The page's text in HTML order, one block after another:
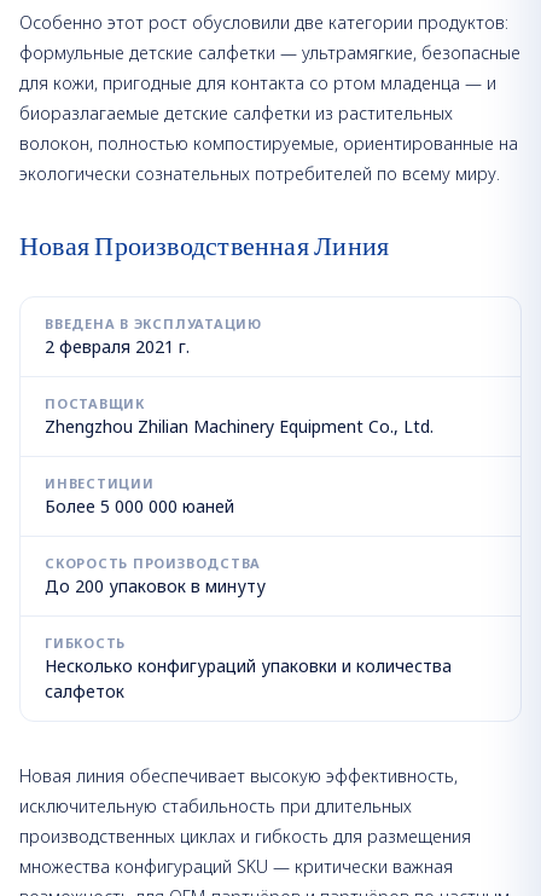
Особенно этот рост обусловили две категории продуктов:
формульные детские салфетки — ультрамягкие, безопасные
для кожи, пригодные для контакта со ртом младенца — и
биоразлагаемые детские салфетки из растительных
волокон, полностью компостируемые, ориентированные на
экологически сознательных потребителей по всему миру.
Новая Производственная Линия
ВВЕДЕНА В ЭКСПЛУАТАЦИЮ
2 февраля 2021 г.
ПОСТАВЩИК
Zhengzhou Zhilian Machinery Equipment Co., Ltd.
ИНВЕСТИЦИИ
Более 5 000 000 юаней
СКОРОСТЬ ПРОИЗВОДСТВА
До 200 упаковок в минуту
ГИБКОСТЬ
Несколько конфигураций упаковки и количества
салфеток
Новая линия обеспечивает высокую эффективность,
исключительную стабильность при длительных
производственных циклах и гибкость для размещения
множества конфигураций SKU — критически важная